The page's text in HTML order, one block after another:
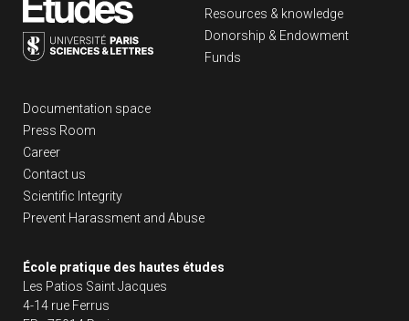
Resources & knowledge
Donorship & Endowment
Funds
Liens footer
Documentation space
Press Room
Career
Contact us
Scientific Integrity
Prevent Harassment and Abuse
École pratique des hautes études
Les Patios Saint Jacques
4-14 rue Ferrus